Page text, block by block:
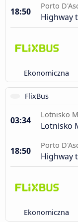
18:50
Porto
Highway
Ekonomiczna
FlixBus
03:34
Lotnisko
Lotnisko
18:50
Porto
Highway
Ekonomiczna